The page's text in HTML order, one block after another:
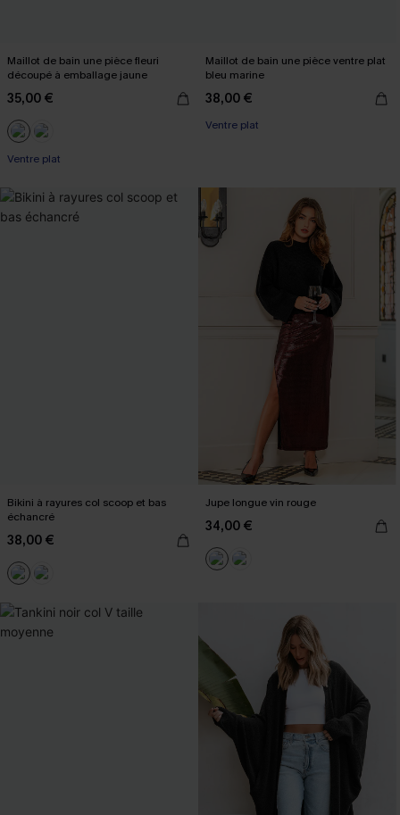
Maillot de bain une pièce fleuri
découpé à emballage jaune
35,00 €
Ventre plat
Maillot de bain une pièce ventre plat
bleu marine
38,00 €
Ventre plat
Bikini à rayures col scoop et bas
échancré
38,00 €
Jupe longue vin rouge
34,00 €